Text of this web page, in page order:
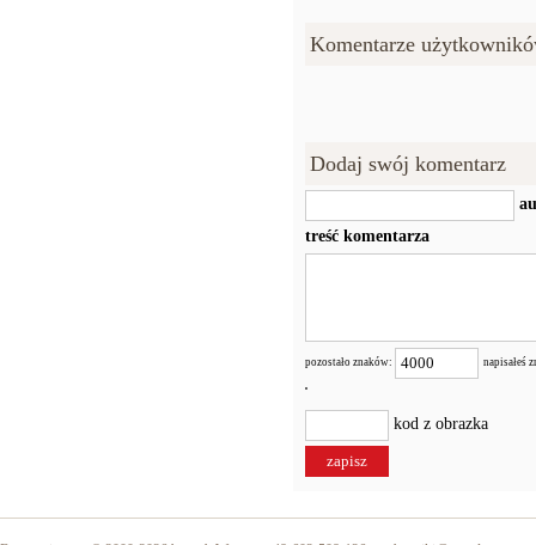
Komentarze
Dodaj swój komentarz
treść komentarza
pozostało znaków: napisałeś
kod z obrazka